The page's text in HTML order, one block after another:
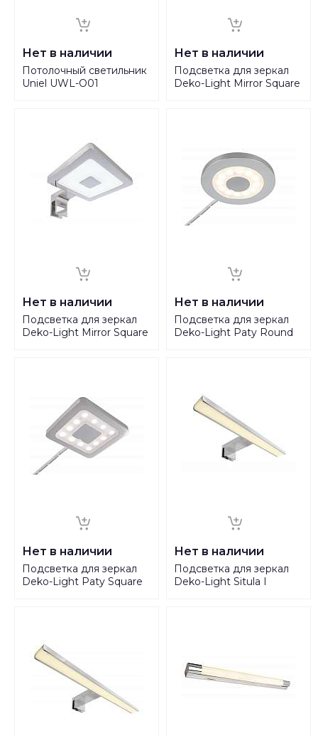
Нет в наличии
Потолочный светильник
Uniel UWL-O01
Нет в наличии
Подсветка для зеркал
Deko-Light Mirror Square
Нет в наличии
Подсветка для зеркал
Deko-Light Mirror Square
Нет в наличии
Подсветка для зеркал
Deko-Light Paty Round
Нет в наличии
Подсветка для зеркал
Deko-Light Paty Square
Нет в наличии
Подсветка для зеркал
Deko-Light Situla I